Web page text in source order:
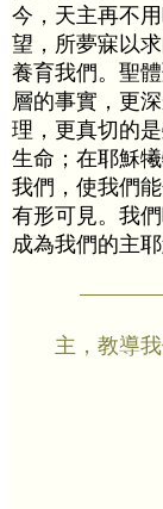
今，天主再不
望，所夢寐以
養育我們。聖
層的事實，更
理，更真切的
生命；在耶穌
我們，使我們
有形可見。我
成為我們的主
主，教導我